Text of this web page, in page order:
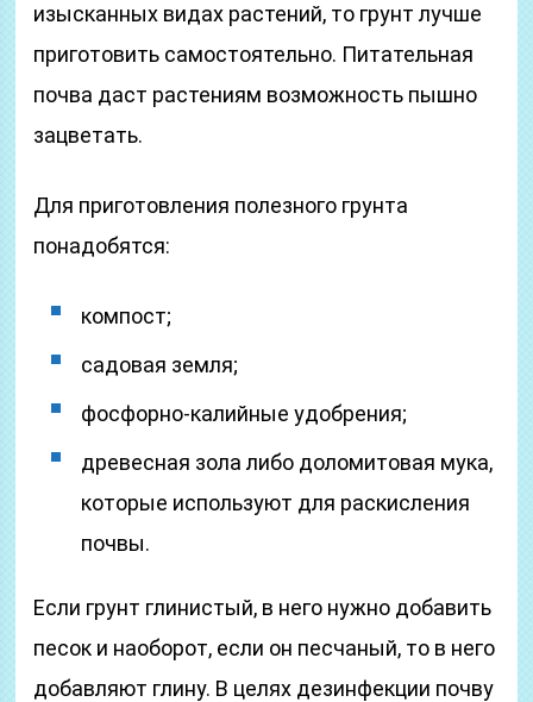
изысканных видах растений, то грунт лучше
приготовить самостоятельно. Питательная
почва даст растениям возможность пышно
зацветать.
Для приготовления полезного грунта
понадобятся:
компост;
садовая земля;
фосфорно-калийные удобрения;
древесная зола либо доломитовая мука,
которые используют для раскисления
почвы.
Если грунт глинистый, в него нужно добавить
песок и наоборот, если он песчаный, то в него
добавляют глину. В целях дезинфекции почву